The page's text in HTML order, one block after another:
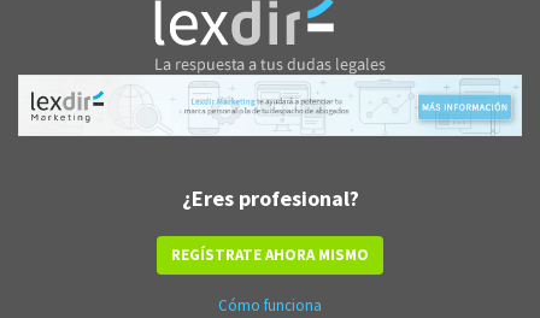
¿Eres profesional?
REGÍSTRATE AHORA MISMO
Cómo funciona